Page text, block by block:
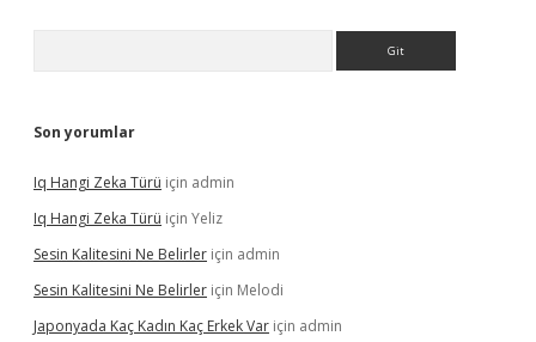
Son yorumlar
Iq Hangi Zeka Türü için admin
Iq Hangi Zeka Türü için Yeliz
Sesin Kalitesini Ne Belirler için admin
Sesin Kalitesini Ne Belirler için Melodi
Japonyada Kaç Kadın Kaç Erkek Var için admin